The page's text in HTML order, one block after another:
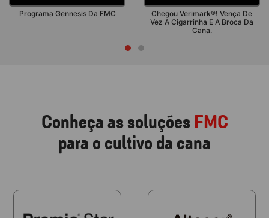
Chegou Verimark®! Vença De
Conheça as soluções FMC
para o cultivo da cana